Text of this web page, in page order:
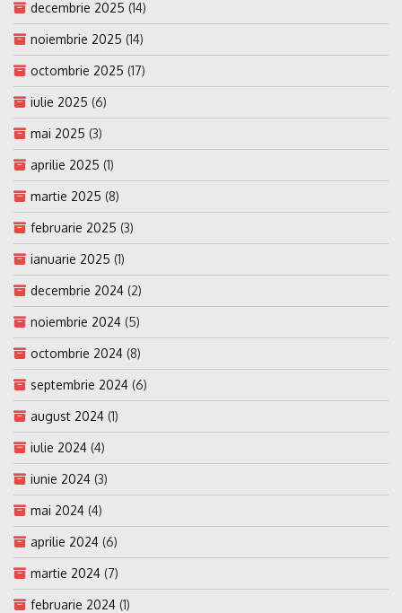
decembrie 2025 (14)
noiembrie 2025 (14)
octombrie 2025 (17)
iulie 2025 (6)
mai 2025 (3)
aprilie 2025 (1)
martie 2025 (8)
februarie 2025 (3)
ianuarie 2025 (1)
decembrie 2024 (2)
noiembrie 2024 (5)
octombrie 2024 (8)
septembrie 2024 (6)
august 2024 (1)
iulie 2024 (4)
iunie 2024 (3)
mai 2024 (4)
aprilie 2024 (6)
martie 2024 (7)
februarie 2024 (1)